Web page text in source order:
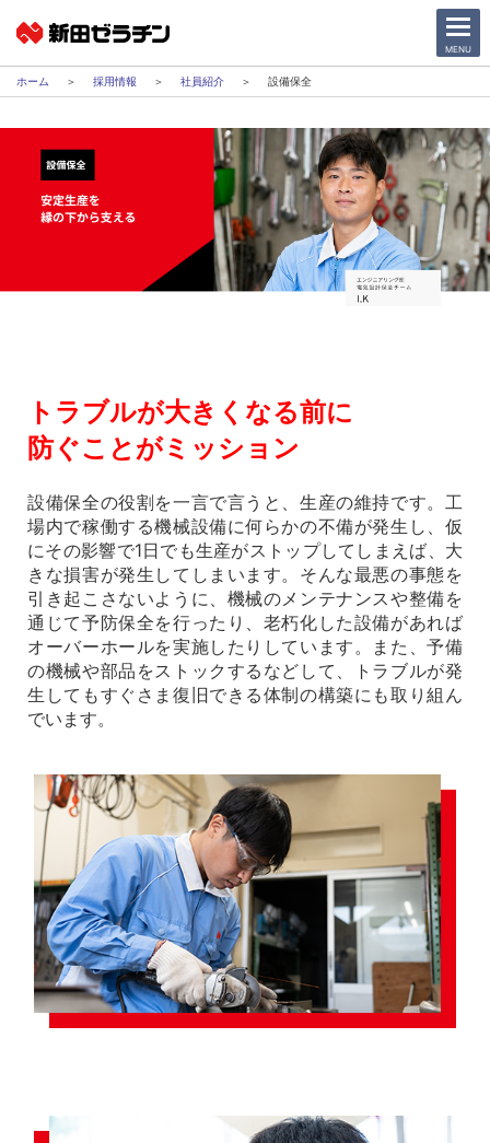
CLOSE
MENU
採用情報 社員紹介 設備保全
トラブルが大きくなる前に
防ぐことがミッション
設備保全の役割を一言で言うと、生産の維持です。工
場内で稼働する機械設備に何らかの不備が発生し、仮
にその影響で1日でも生産がストップしてしまえば、大
きな損害が発生してしまいます。そんな最悪の事態を
引き起こさないように、機械のメンテナンスや整備を
通じて予防保全を行ったり、老朽化した設備があれば
オーバーホールを実施したりしています。また、予備
の機械や部品をストックするなどして、トラブルが発
生してもすぐさま復旧できる体制の構築にも取り組ん
でいます。
ニュース一覧
会社情報
サステナビリティ
事業紹介
採用情報
日本語
中文 アクセス